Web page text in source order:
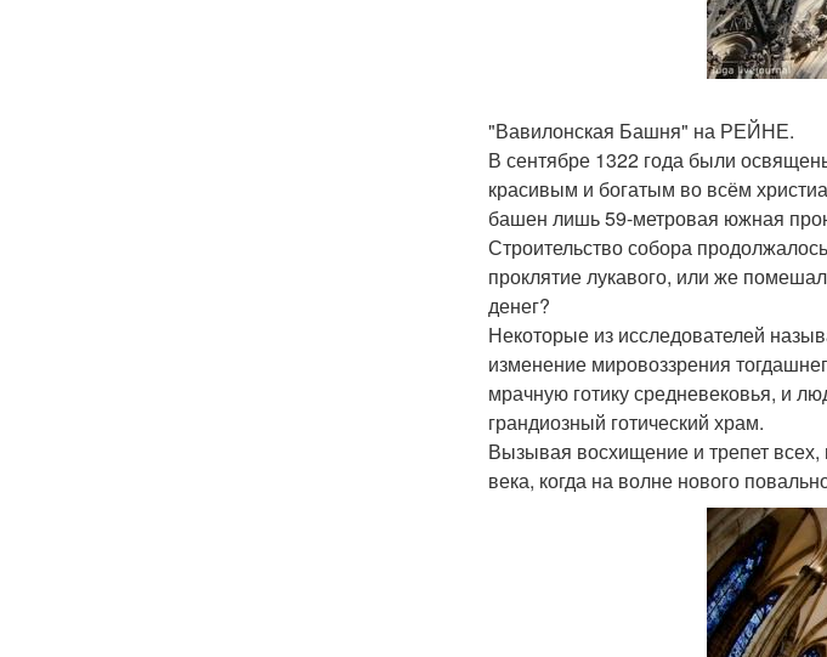
"Вавилонская Башня" на РЕЙНЕ.
В сентябре 1322 года были
красивым и богатым во всём
башен лишь 59-метровая южная
Строительство собора
проклятие лукавого, или же
денег?
Некоторые из исследователей
изменение мировоззрения
мрачную готику средневековья, и
грандиозный готический храм.
Вызывая восхищение и трепет всех,
века, когда на волне нового